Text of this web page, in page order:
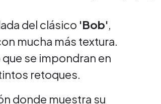
del clásico 'Bob',
mucha más textura.
se impondran en
retoques.
donde muestra su